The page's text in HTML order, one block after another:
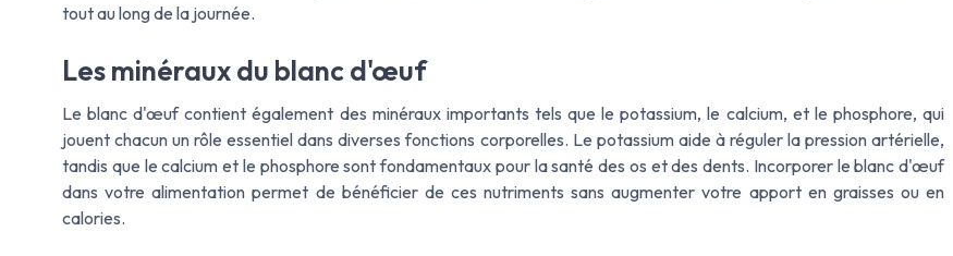
tout au long de la journée.
Les minéraux du blanc d'œuf
Le blanc d'œuf contient également des minéraux importants tels que le potassium, le calcium, et le phosphore, qui
jouent chacun un rôle essentiel dans diverses fonctions corporelles. Le potassium aide à réguler la pression artérielle,
tandis que le calcium et le phosphore sont fondamentaux pour la santé des os et des dents. Incorporer le blanc d'œuf
dans votre alimentation permet de bénéficier de ces nutriments sans augmenter votre apport en graisses ou en
calories.